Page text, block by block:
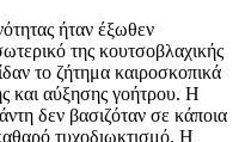
ήταν έξωθεν
της κουτσοβλαχικής
το ζήτημα καιροσκοπικά
και αύξησης γοήτρου. Η
δεν βασιζόταν σε κάποια
τυχοδιωκτισμό. Η